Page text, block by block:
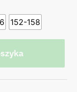
152-158